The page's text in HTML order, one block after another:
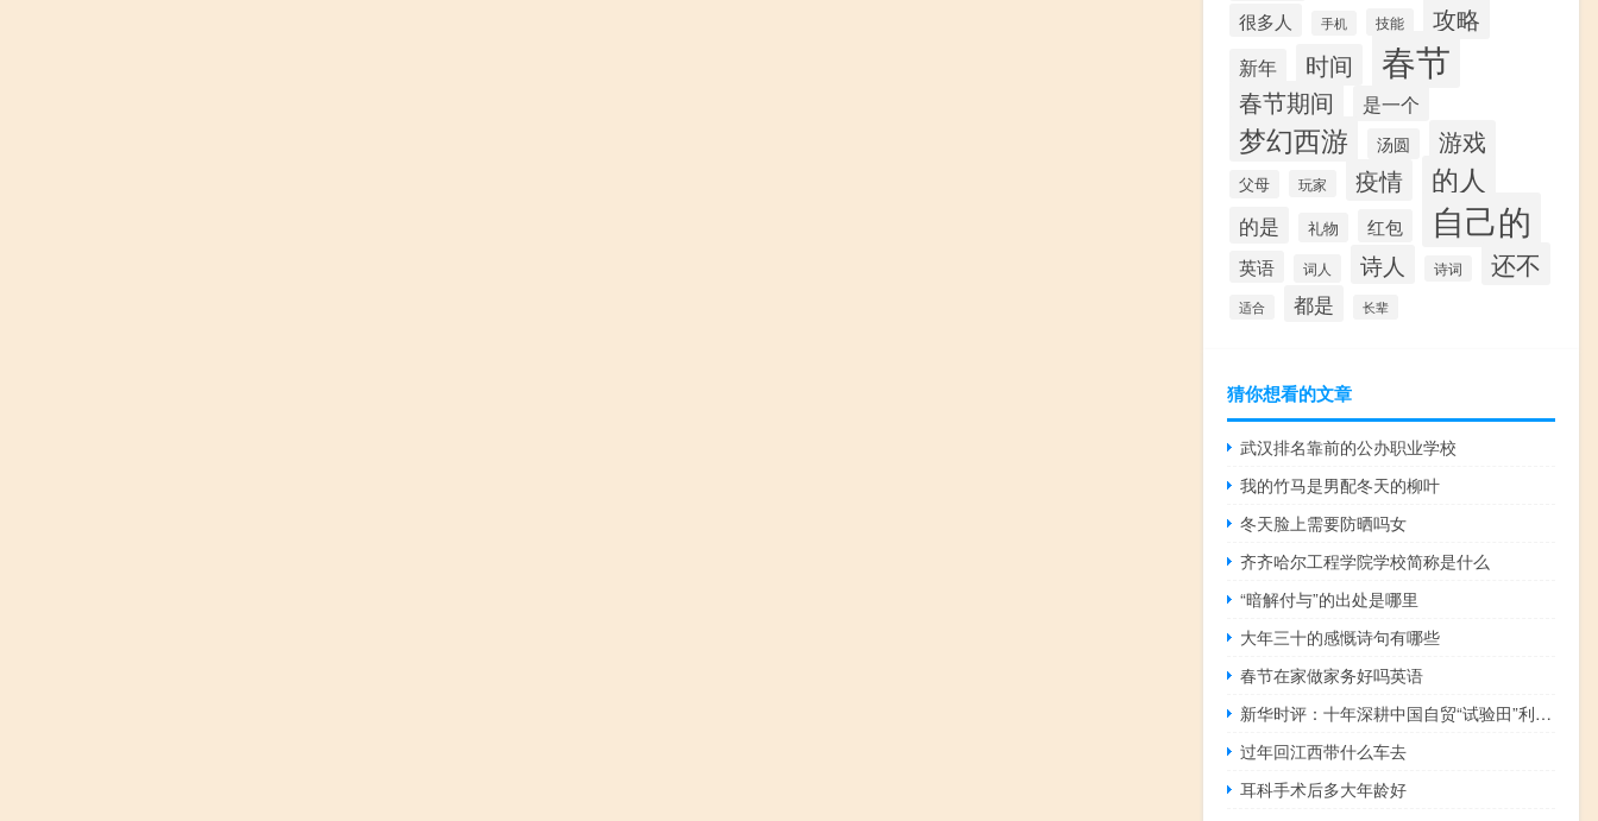
很多人 手机 技能 攻略
新年 时间 春节
春节期间 是一个
梦幻西游 汤圆 游戏
父母 玩家 疫情 的人
的是 礼物 红包 自己的
英语 词人 诗人 诗词 还不
适合 都是 长辈
猜你想看的文章
武汉排名靠前的公办职业学校
我的竹马是男配冬天的柳叶
冬天脸上需要防晒吗女
齐齐哈尔工程学院学校简称是什么
“暗解付与”的出处是哪里
大年三十的感慨诗句有哪些
春节在家做家务好吗英语
新华时评：十年深耕中国自贸“试验田”利惠世界
过年回江西带什么车去
耳科手术后多大年龄好